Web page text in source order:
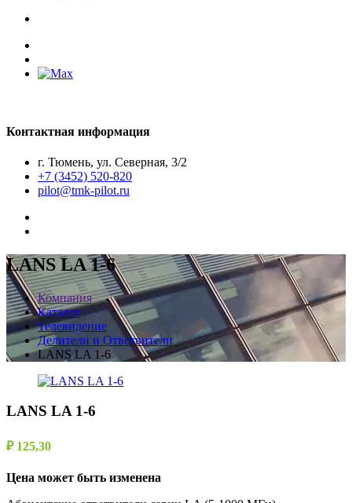
Контактная информация
г. Тюмень, ул. Северная, 3/2
+7 (3452) 520-820
pilot@tmk-pilot.ru
LANS LA 1-6
Компания
Каталог
Телевидение
Делители и Ответвители
LANS LA 1-6
LANS LA 1-6
₽ 125,30
Цена может быть изменена